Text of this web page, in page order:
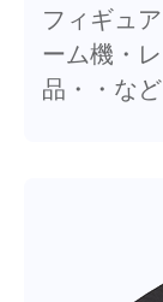
フィギュ
ーム機・
品・・など